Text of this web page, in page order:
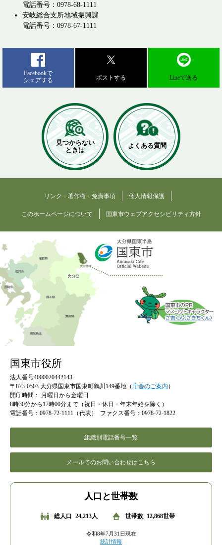
電話番号：0978-68-1111
安岐総合支所地域振興課
電話番号：0978-67-1111
Facebookで
シェアする
ポストする Lineで送る
見つからない
ときは
よくある質問
リンク・著作権・免責事項 個人情報保護
このホームページについて 国東市ウェブアクセシビリティ方針
国東市役所
法人番号4000020442143
〒873-0503 大分県国東市国東町鶴川149番地（庁舎のご案内 ）
開庁時間：
月曜日から金曜日
8時30分から17時00分まで（祝日・休日・年末年始を除く）
電話番号：0978-72-1111（代表）
ファクス番号：0978-72-1822
組織別電話番号一覧
メールでのお問い合わせはこちら
人口と世帯数
総人口 24,213人 世帯数 12,868世帯
令和8年7月31日現在
統計情報